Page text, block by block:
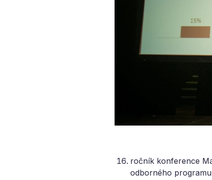
ročník konference
odborného